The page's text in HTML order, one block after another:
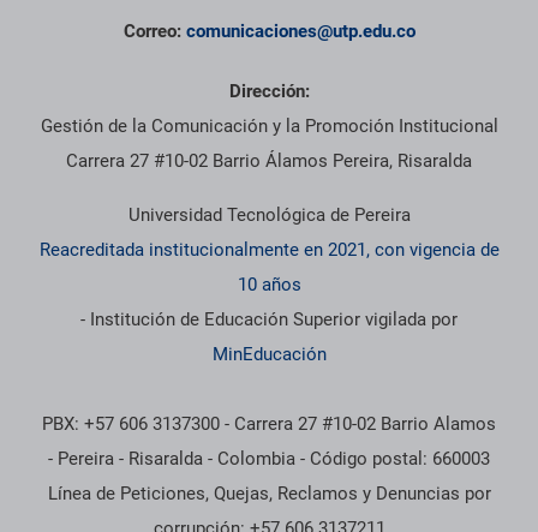
Correo: comunicaciones@utp.edu.co
Dirección:
Gestión de la Comunicación y la Promoción Institucional
Carrera 27 #10-02 Barrio Álamos Pereira, Risaralda
Universidad Tecnológica de Pereira
Reacreditada institucionalmente en 2021, con vigencia de
10 años
- Institución de Educación Superior vigilada por
MinEducación
PBX: +57 606 3137300 - Carrera 27 #10-02 Barrio Alamos
- Pereira - Risaralda - Colombia - Código postal: 660003
Línea de Peticiones, Quejas, Reclamos y Denuncias por